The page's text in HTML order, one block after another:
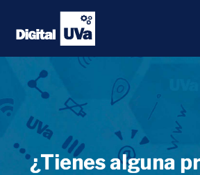
Saltar
contenido
¿Tienes alguna